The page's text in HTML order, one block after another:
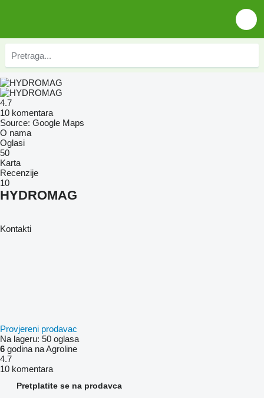
4.7
10 komentara
Source: Google Maps
O nama
Oglasi
50
Karta
Recenzije
10
HYDROMAG
Kontakti
Provjereni prodavac
Na lageru: 50 oglasa
6 godina na Agroline
4.7
10 komentara
Pretplatite se na prodavca